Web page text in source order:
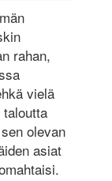
rahan,
vielä
olevan
asiat